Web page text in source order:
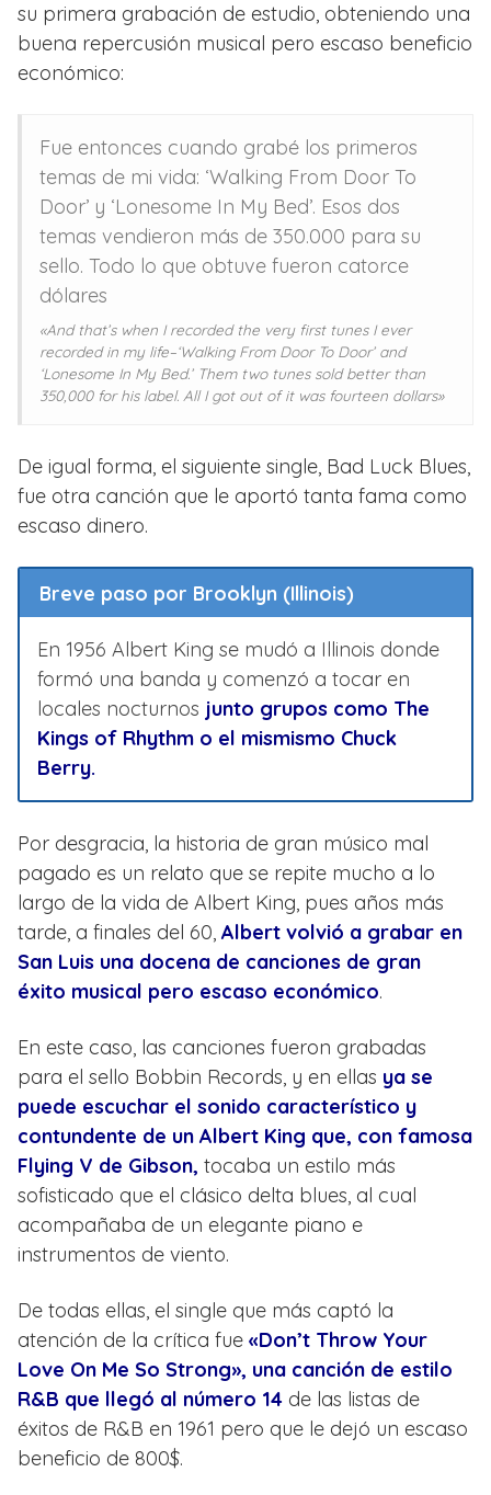
su primera grabación de estudio, obteniendo una
buena repercusión musical pero escaso beneficio
económico:
Fue entonces cuando grabé los primeros
temas de mi vida: ‘Walking From Door To
Door’ y ‘Lonesome In My Bed’. Esos dos
temas vendieron más de 350.000 para su
sello. Todo lo que obtuve fueron catorce
dólares
«And that’s when I recorded the very first tunes I ever
recorded in my life–‘Walking From Door To Door’ and
‘Lonesome In My Bed.’ Them two tunes sold better than
350,000 for his label. All I got out of it was fourteen dollars»
De igual forma, el siguiente single, Bad Luck Blues,
fue otra canción que le aportó tanta fama como
escaso dinero.
Breve paso por Brooklyn (Illinois)
En 1956 Albert King se mudó a Illinois donde
formó una banda y comenzó a tocar en
locales nocturnos junto grupos como The
Kings of Rhythm o el mismismo Chuck
Berry.
Por desgracia, la historia de gran músico mal
pagado es un relato que se repite mucho a lo
largo de la vida de Albert King, pues años más
tarde, a finales del 60, Albert volvió a grabar en
San Luis una docena de canciones de gran
éxito musical pero escaso económico.
En este caso, las canciones fueron grabadas
para el sello Bobbin Records, y en ellas ya se
puede escuchar el sonido característico y
contundente de un Albert King que, con famosa
Flying V de Gibson, tocaba un estilo más
sofisticado que el clásico delta blues, al cual
acompañaba de un elegante piano e
instrumentos de viento.
De todas ellas, el single que más captó la
atención de la crítica fue «Don’t Throw Your
Love On Me So Strong», una canción de estilo
R&B que llegó al número 14 de las listas de
éxitos de R&B en 1961 pero que le dejó un escaso
beneficio de 800$.